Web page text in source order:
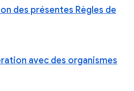
des présentes Règles de
avec des organismes